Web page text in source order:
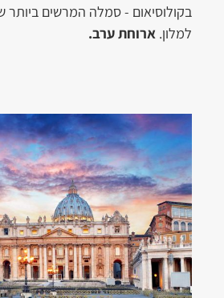
בקולוסיאום - סמלה המרשים
למלון. ארוחת ערב.